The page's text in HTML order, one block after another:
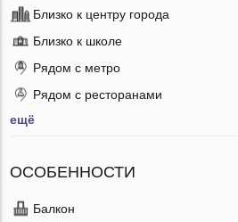
Близко к центру города
Близко к школе
Рядом с метро
Рядом с ресторанами
ещё
ОСОБЕННОСТИ
Балкон